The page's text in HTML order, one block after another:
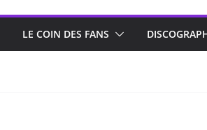
LE COIN DES FANS